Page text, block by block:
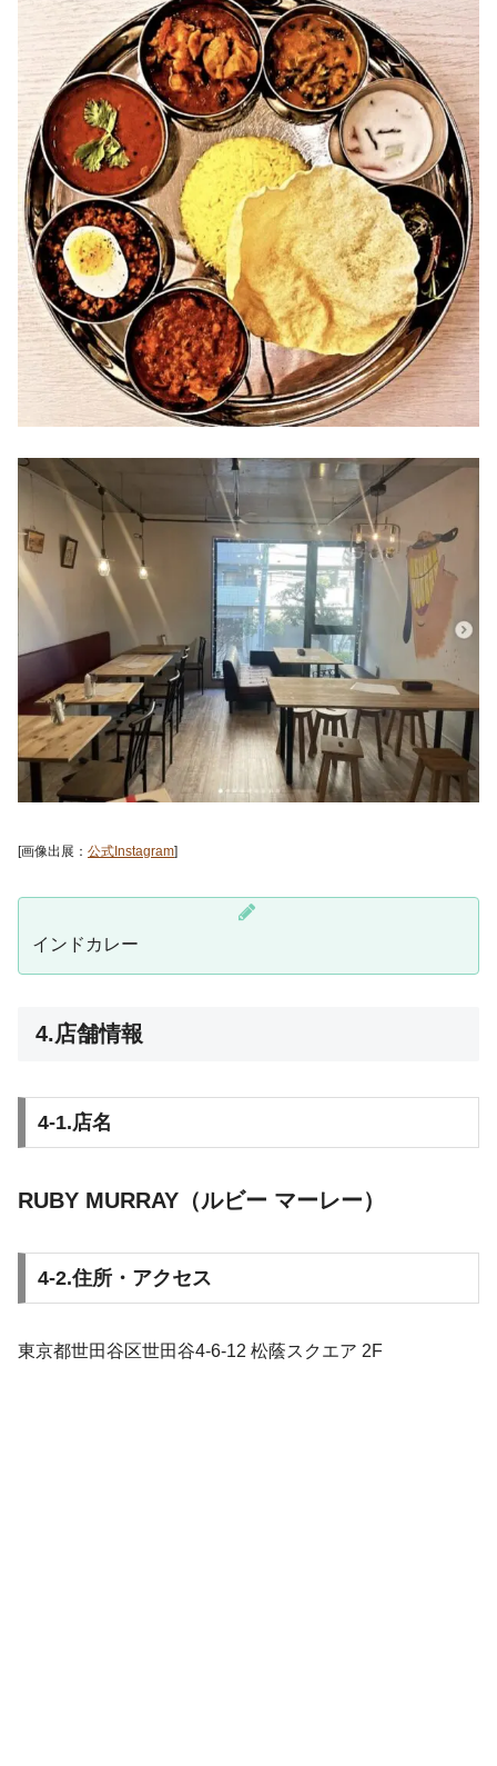
[画像出展： 公式Instagram]
インドカレー
4.店舗情報
4-1.店名
RUBY MURRAY（ルビー マーレー）
4-2.住所・アクセス
東京都世田谷区世田谷4-6-12 松蔭スクエア 2F